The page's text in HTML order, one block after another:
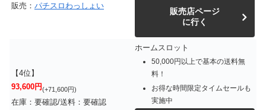
販売： パチスロわっしょい
販売店ページ
に行く
【4位】
93,600円(+71,600円)
在庫：要確認/送料：要確認
ホームスロット
50,000円以上で基本の送料無
料！
お得な時間限定タイムセールも
実施中